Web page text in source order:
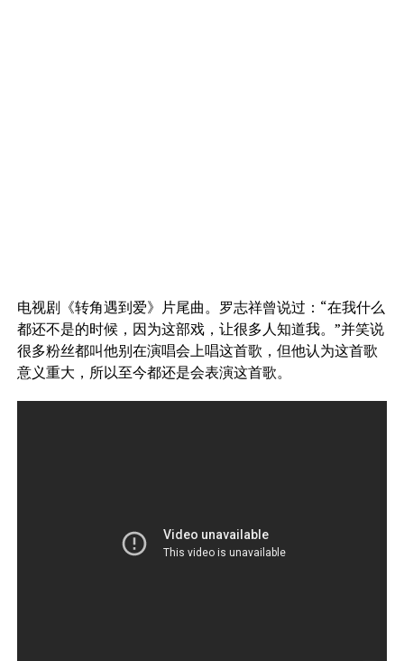
电视剧《转角遇到爱》片尾曲。罗志祥曾说过：“在我什么
都还不是的时候，因为这部戏，让很多人知道我。”并笑说
很多粉丝都叫他别在演唱会上唱这首歌，但他认为这首歌
意义重大，所以至今都还是会表演这首歌。